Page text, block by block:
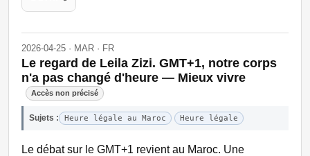
2026-04-25 · MAR · FR
Le regard de Leila Zizi. GMT+1, notre corps
n'a pas changé d'heure — Mieux vivre
Accès non précisé
Sujets : Heure légale au Maroc Heure légale
Le débat sur le GMT+1 revient au Maroc. Une